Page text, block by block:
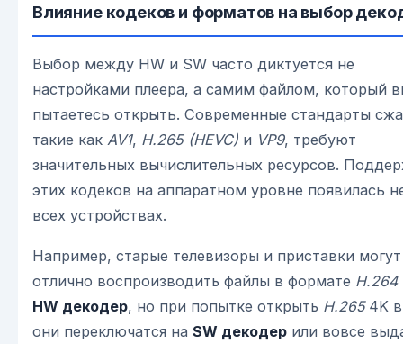
Влияние кодеков и форматов на выбор
Выбор между HW и SW часто диктуется не
настройками плеера, а самим файлом, который
пытаетесь открыть. Современные стандарты
такие как AV1, H.265 (HEVC) и VP9, требуют
значительных вычислительных ресурсов.
этих кодеков на аппаратном уровне появилась
всех устройствах.
Например, старые телевизоры и приставки могут
отлично воспроизводить файлы в формате H.264
HW декодер, но при попытке открыть H.2654K
они переключатся на SW декодер или вовсе